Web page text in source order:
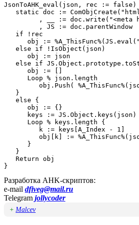
JsonToAHK_eval(json, rec :=
static doc :=
, __ := doc.write("<meta
         , JS := doc.parentWindow
   if !rec
obj :=
   else if !IsObject(json)
      obj := json
else if
      obj := []
      Loop % json.length
obj.Push(
   }
   else {
      obj := {}
      keys := JS.Object.keys(json)
      Loop % keys.length {
         k := keys[A_Index - 1]
obj[k] :=
      }
   }
   Return obj
}
Разработка AHK-скриптов:
e-mail dfiveg@mail.ru
Telegram jollycoder
+ Malcev